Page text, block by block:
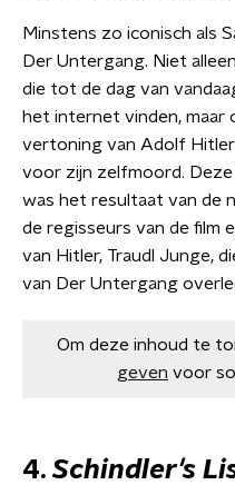
Minstens zo iconisch als
Der Untergang. Niet
die tot de dag van
het internet vinden, maar
vertoning van Adolf
voor zijn zelfmoord.
was het resultaat van de
de regisseurs van de film
van Hitler, Traudl Junge,
van Der Untergang
Om deze inhoud te
geven voor
4. Schindler's